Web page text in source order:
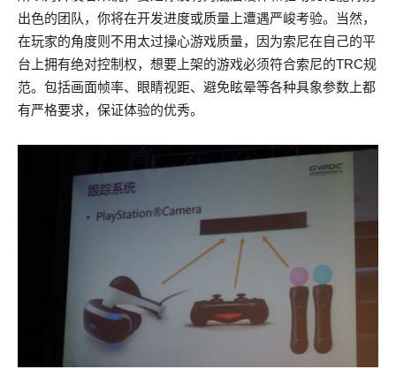
出色的团队，你将在开发进度或质量上遭遇严峻考验。当然，
在玩家的角度则不用太过操心游戏质量，因为索尼在自己的平
台上拥有绝对控制权，想要上架的游戏必须符合索尼的TRC规
范。包括画面帧率、眼睛视距、避免眩晕等各种具象参数上都
有严格要求，保证体验的优秀。